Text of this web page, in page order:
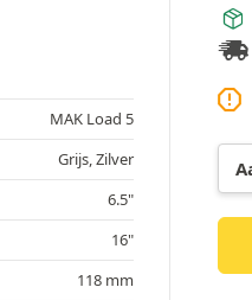
MAK Load 5
Grijs, Zilver
6.5"
16"
118 mm